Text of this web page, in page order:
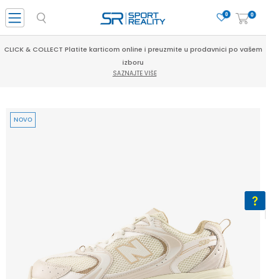
0
0
CLICK & COLLECT Platite karticom online i preuzmite u prodavnici po vašem
izboru
SAZNAJTE VIŠE
NOVO